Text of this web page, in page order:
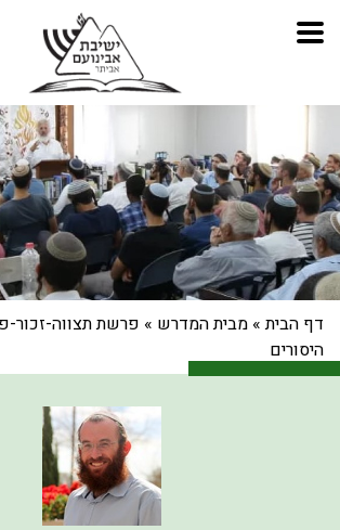
דף הבית» מבית המדרש » פרשת תצווה-זכור-
היסורים